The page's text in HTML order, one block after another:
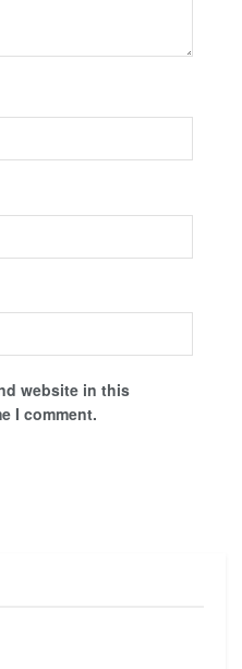
website in this
I comment.